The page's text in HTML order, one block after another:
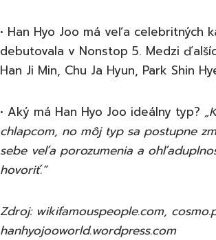
• Han Hyo Joo má veľa celebritných
debutovala v Nonstop 5. Medzi
Han Ji Min, Chu Ja Hyun, Park Shin
• Aký má Han Hyo Joo ideálny typ?
chlapcom, no môj typ sa postupne
sebe veľa porozumenia a
hovoriť.”
Zdroj: wikifamouspeople.com,
hanhyojooworld.wordpress.com